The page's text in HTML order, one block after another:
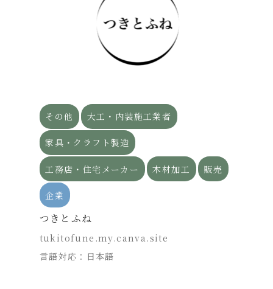
その他 大工・内装施工業者
家具・クラフト製造
工務店・住宅メーカー 木材加工 販売
企業
つきとふね
tukitofune.my.canva.site
言語対応：日本語